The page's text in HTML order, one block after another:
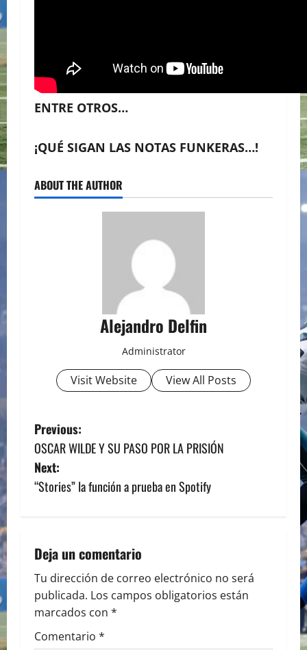
ENTRE OTROS…
¡QUÉ SIGAN LAS NOTAS FUNKERAS…!
ABOUT THE AUTHOR
Alejandro Delfin
Administrator
Visit Website View All Posts
P
o
s
n
a
v
i
Previous:
OSCAR WILDE Y SU PASO POR LA PRISIÓN
Next:
“Stories” la función a prueba en Spotify
Deja un comentario
Tu dirección de correo electrónico no será
publicada. Los campos obligatorios están
marcados con *
Comentario *